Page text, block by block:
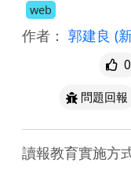
web
作者： 郭建良 (
0
問題回報
讀報教育實施方